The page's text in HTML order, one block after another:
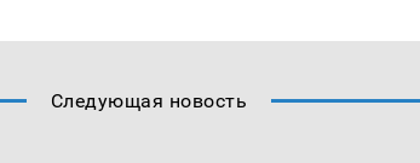
Следующая новость